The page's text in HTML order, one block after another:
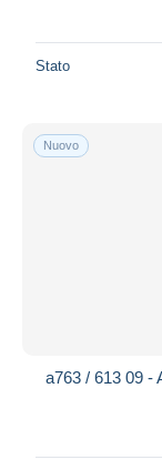
Stato
Nuovo
a763 / 613 09 -